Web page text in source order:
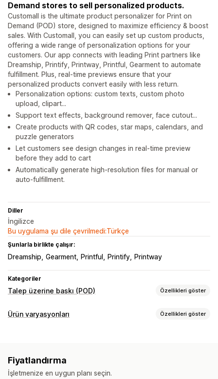
Demand stores to sell personalized products.
Customall is the ultimate product personalizer for Print on
Demand (POD) store, designed to maximize efficiency & boost
sales. With Customall, you can easily set up custom products,
offering a wide range of personalization options for your
customers. Our app connects with leading Print partners like
Dreamship, Printify, Printway, Printful, Gearment to automate
fulfillment. Plus, real-time previews ensure that your
personalized products convert easily with less return.
Personalization options: custom texts, custom photo
upload, clipart...
Support text effects, background remover, face cutout...
Create products with QR codes, star maps, calendars, and
puzzle generators
Let customers see design changes in real-time preview
before they add to cart
Automatically generate high-resolution files for manual or
auto-fulfillment.
Diller
İngilizce
Bu uygulama şu dile çevrilmedi:Türkçe
Şunlarla birlikte çalışır:
Dreamship Gearment Printful Printify Printway
Kategoriler
Talep üzerine baskı (POD) Özellikleri göster
Ürün özelleştirme
Ürünler
Tüm yüzey baskı
Çantalar Battaniyeler
Ürün varyasyonları Özellikleri göster
Tarihler Boyutlar
Çoklu seçim
Sayılar Radyo düğmeleri
Fiyatlandırma
İşletmenize en uygun planı seçin.